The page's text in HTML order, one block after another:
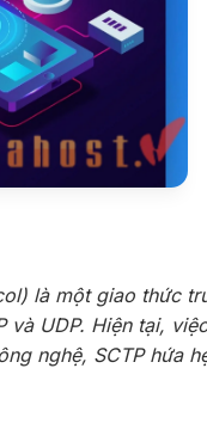
là một giao thức
UDP. Hiện tại,
nghệ, SCTP hứa